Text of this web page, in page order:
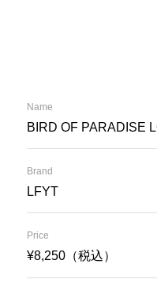
Name
BIRD OF PARADISE
Brand
LFYT
Price
¥8,250（税込）